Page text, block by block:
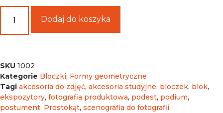
Dodaj do koszyka
SKU 1002
Kategorie Bloczki, Formy geometryczne
Tagi akcesoria do zdjęć, akcesoria studyjne, bloczek, blok,
ekspozytory, fotografia produktowa, podest, podium,
postument, Prostokąt, scenografia do fotografii